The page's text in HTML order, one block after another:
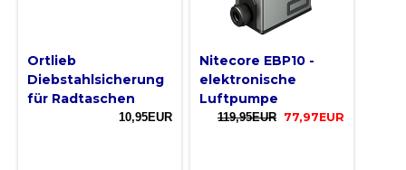
Ortlieb
Diebstahlsicherung
für Radtaschen
10,95EUR
Nitecore EBP10 -
elektronische
Luftpumpe
119,95EUR 77,97EUR